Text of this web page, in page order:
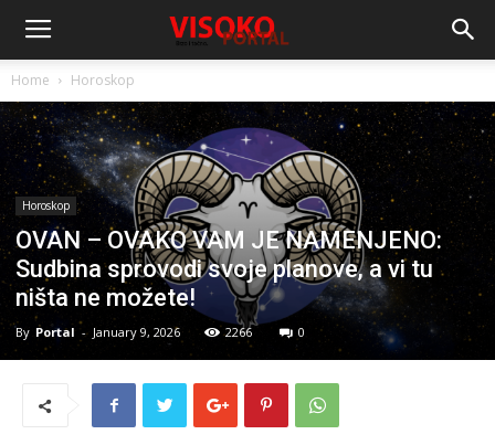
Home Horoskop
Horoskop
OVAN – OVAKO VAM JE NAMENJENO:
Sudbina sprovodi svoje planove, a vi tu
ništa ne možete!
By Portal - January 9, 2026 2266 0